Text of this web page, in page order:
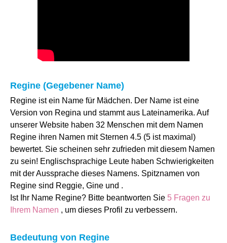
Regine (Gegebener Name)
Regine ist ein Name für Mädchen. Der Name ist eine
Version von Regina und stammt aus Lateinamerika. Auf
unserer Website haben 32 Menschen mit dem Namen
Regine ihren Namen mit Sternen 4.5 (5 ist maximal)
bewertet. Sie scheinen sehr zufrieden mit diesem Namen
zu sein! Englischsprachige Leute haben Schwierigkeiten
mit der Aussprache dieses Namens. Spitznamen von
Regine sind Reggie, Gine und .
Ist Ihr Name Regine? Bitte beantworten Sie 5 Fragen zu
Ihrem Namen , um dieses Profil zu verbessern.
Bedeutung von Regine